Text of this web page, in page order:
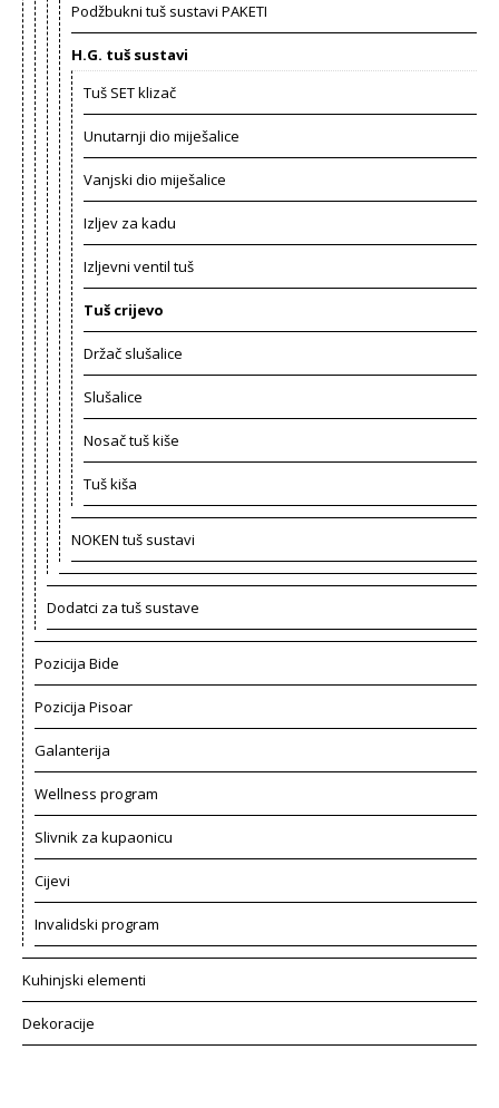
Podžbukni tuš sustavi PAKETI
H.G. tuš sustavi
Tuš SET klizač
Unutarnji dio miješalice
Vanjski dio miješalice
Izljev za kadu
Izljevni ventil tuš
Tuš crijevo
Držač slušalice
Slušalice
Nosač tuš kiše
Tuš kiša
NOKEN tuš sustavi
Dodatci za tuš sustave
Pozicija Bide
Pozicija Pisoar
Galanterija
Wellness program
Slivnik za kupaonicu
Cijevi
Invalidski program
Kuhinjski elementi
Dekoracije